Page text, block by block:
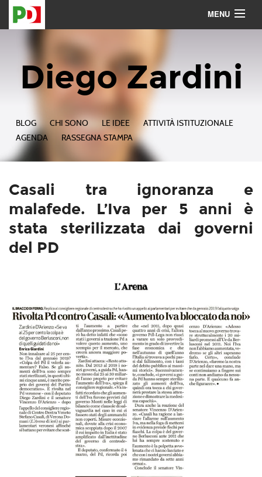
MENU
Diego Zardini
BLOG CHI SONO LE IDEE
ATTIVITÀ ISTITUZIONALE
AGENDA
RASSEGNA STAMPA
Casali tra ignoranza e
malafede. L’Iva per 5 anni è
stata sterilizzata dai governi
del PD